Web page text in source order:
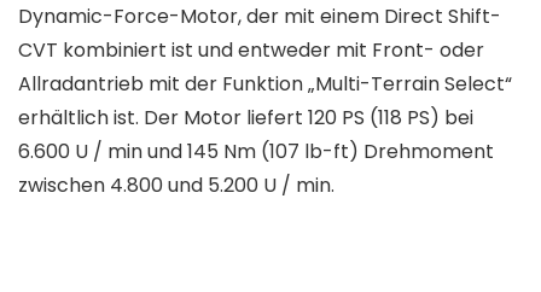
Dynamic-Force-Motor, der mit einem Direct Shift-
CVT kombiniert ist und entweder mit Front- oder
Allradantrieb mit der Funktion „Multi-Terrain Select“
erhältlich ist. Der Motor liefert 120 PS (118 PS) bei
6.600 U / min und 145 Nm (107 lb-ft) Drehmoment
zwischen 4.800 und 5.200 U / min.